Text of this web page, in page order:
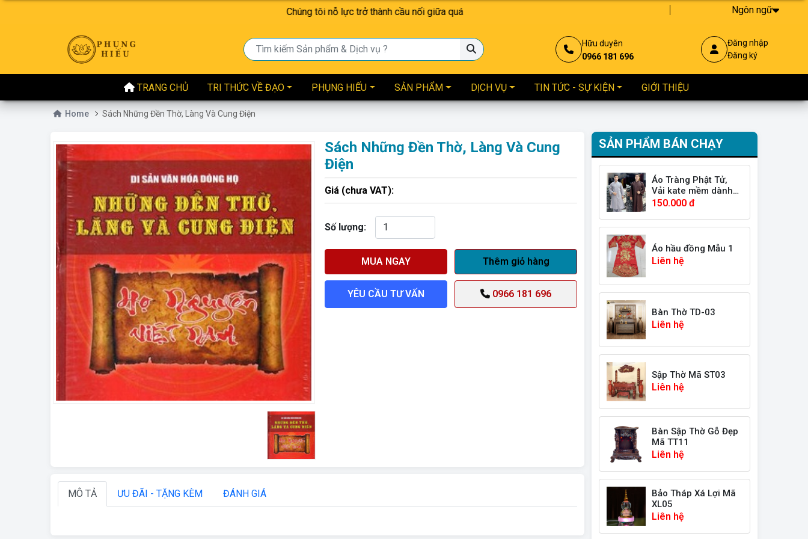
Chúng tôi nỗ lực trở thành cầu nối giữa quá khứ và hiện tại — giúp mỗi gia đình, mỗi dòng tộc có nơi để tìm hiểu, học hỏi và thực hành đúng
Ngôn ngữ
Hữu duyên
0966 181 696
Đăng nhập
Đăng ký
TRANG CHỦ TRI THỨC VỀ ĐẠO PHỤNG HIẾU SẢN PHẨM DỊCH VỤ TIN TỨC - SỰ KIỆN GIỚI THIỆU
Home Sách Những Đền Thờ, Làng Và Cung Điện
Sách Những Đền Thờ, Làng Và Cung
Điện
Giá (chưa VAT):
Số lượng:
MUA NGAY Thêm giỏ hàng
YÊU CẦU TƯ VẤN 0966 181 696
MÔ TẢ ƯU ĐÃI - TẶNG KÈM ĐÁNH GIÁ
SẢN PHẨM BÁN CHẠY
Áo Tràng Phật Tử,
Vải kate mềm dành
cho nam và nữ đều
150.000 đ
Áo hầu đồng Mẫu 1
Liên hệ
Bàn Thờ TD-03
Liên hệ
Sập Thờ Mã ST03
Liên hệ
Bàn Sập Thờ Gỗ Đẹp
Mã TT11
Liên hệ
Bảo Tháp Xá Lợi Mã
XL05
Liên hệ